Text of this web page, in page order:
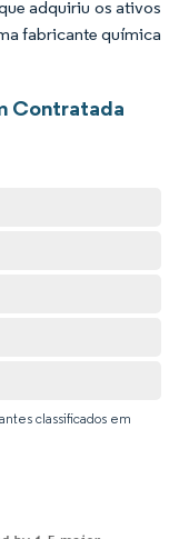
adquiriu os ativos
fabricante química
Contratada
classificados em